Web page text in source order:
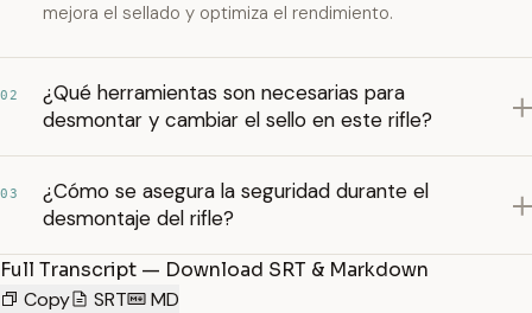
mejora el sellado y optimiza el rendimiento.
02
¿Qué herramientas son necesarias para
desmontar y cambiar el sello en este rifle?
03
¿Cómo se asegura la seguridad durante el
desmontaje del rifle?
Full Transcript — Download SRT & Markdown
Copy
SRT MD